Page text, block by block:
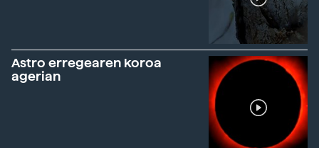
Astro erregearen koroa
agerian